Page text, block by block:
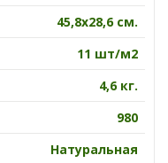
45,8х28,6 см.
11 шт/м2
4,6 кг.
980
Натуральная